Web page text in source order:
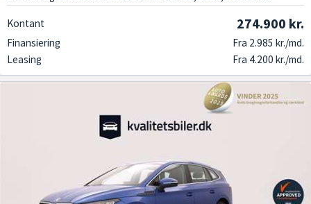
Kontant 274.900 kr.
Finansiering
Fra 2.985 kr./md.
Leasing
Fra 4.200 kr./md.